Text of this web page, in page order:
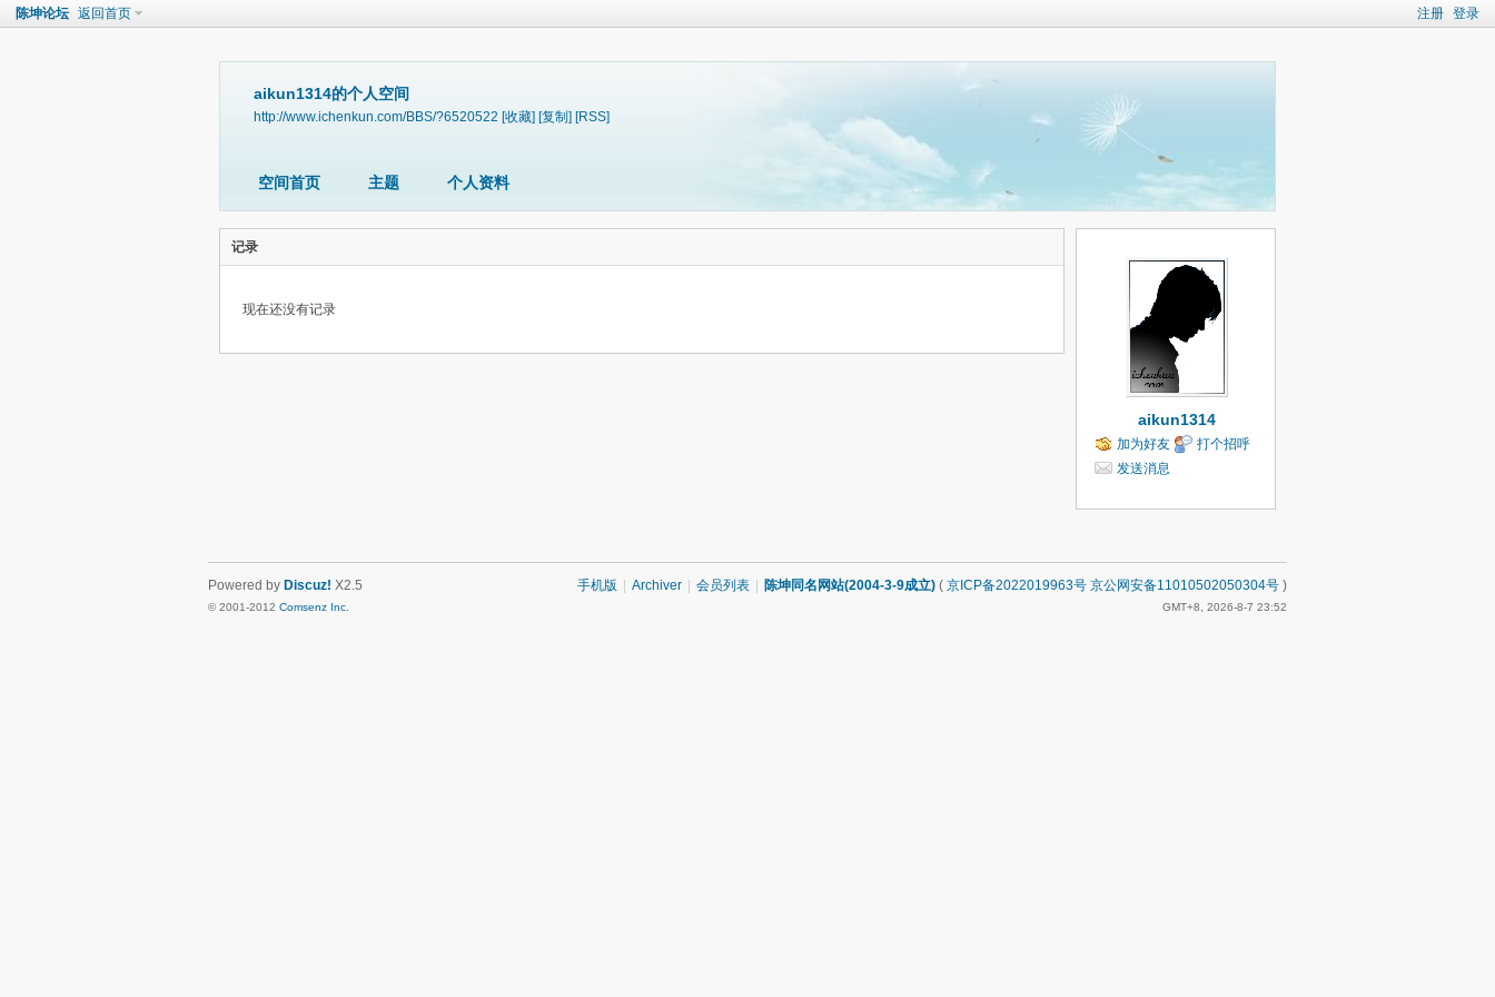
注册 登录
陈坤论坛 返回首页
aikun1314的个人空间
http://www.ichenkun.com/BBS/?6520522 [收藏] [复制] [RSS]
空间首页 主题 个人资料
记录
现在还没有记录
aikun1314
加为好友
打个招呼
发送消息
手机版 Archiver 会员列表 陈坤同名网站(2004-3-9成立) ( 京ICP备2022019963号 京公网安备11010502050304号 )
GMT+8, 2026-8-7 23:52
Powered by Discuz! X2.5
© 2001-2012 Comsenz Inc.